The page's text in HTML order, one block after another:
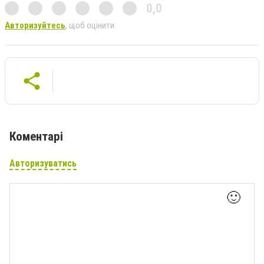
0,0
Авторизуйтесь, щоб оцінити
Коментарі
Авторизуватись
🙂